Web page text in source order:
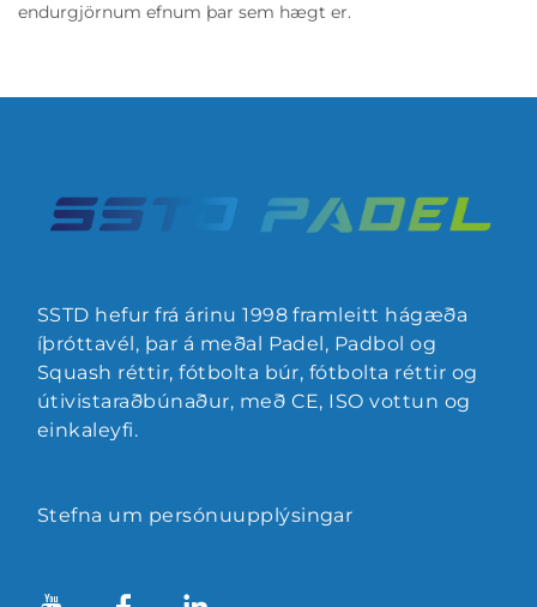
endurgjörnum efnum þar sem hægt er.
SSTD hefur frá árinu 1998 framleitt hágæða
íþróttavél, þar á meðal Padel, Padbol og
Squash réttir, fótbolta búr, fótbolta réttir og
útivistaraðbúnaður, með CE, ISO vottun og
einkaleyfi.
Stefna um persónuupplýsingar